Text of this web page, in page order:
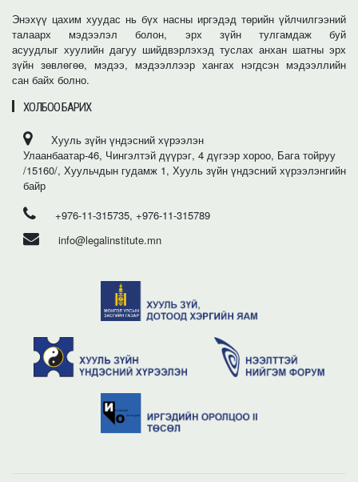
Энэхүү цахим хуудас нь бүх насны иргэдэд төрийн үйлчилгээний
талаарх мэдээлэл болон, эрх зүйн тулгамдаж буй
асуудлыг хуулийн дагуу шийдвэрлэхэд туслах анхан шатны эрх
зүйн зөвлөгөө, мэдээ, мэдээллээр хангах нэгдсэн мэдээллийн
сан байх болно.
ХОЛБОО БАРИХ
Хууль зүйн үндэсний хүрээлэн
Улаанбаатар-46, Чингэлтэй дүүрэг, 4 дүгээр хороо, Бага тойруу
/15160/, Хуульчдын гудамж 1, Хууль зүйн үндэсний хүрээлэнгийн
байр
+976-11-315735, +976-11-315789
info@legalinstitute.mn